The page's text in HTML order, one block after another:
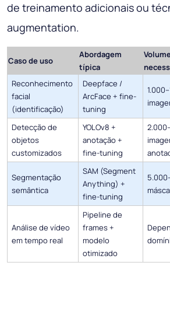
de treinamento adicionais ou
augmentation.
Caso de uso
Abordagem
típica
Reconhecimento
facial
(identificação)
Deepface /
ArcFace + fine-
tuning
Detecção de
objetos
customizados
YOLOv8 +
anotação +
fine-tuning
Segmentação
semântica
SAM (Segment
Anything) +
fine-tuning
Análise de vídeo
em tempo real
Pipeline de
frames +
modelo
otimizado